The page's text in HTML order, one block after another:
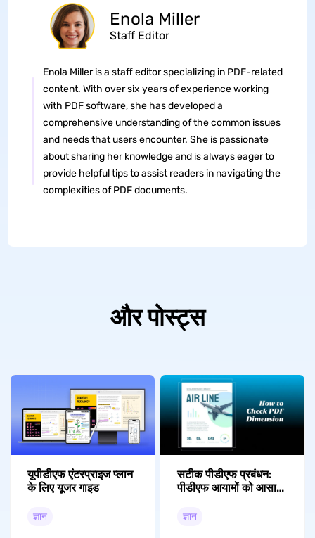
Enola Miller
Staff Editor
Enola Miller is a staff editor specializing in PDF-related
content. With over six years of experience working
with PDF software, she has developed a
comprehensive understanding of the common issues
and needs that users encounter. She is passionate
about sharing her knowledge and is always eager to
provide helpful tips to assist readers in navigating the
complexities of PDF documents.
और पोस्ट्स
यूपीडीएफ एंटरप्राइज प्लान
के लिए यूजर गाइड
ज्ञान
सटीक पीडीएफ प्रबंधन:
पीडीएफ आयामों को आसानी
ज्ञान